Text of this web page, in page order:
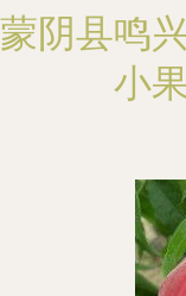
蒙阴县鸣
小